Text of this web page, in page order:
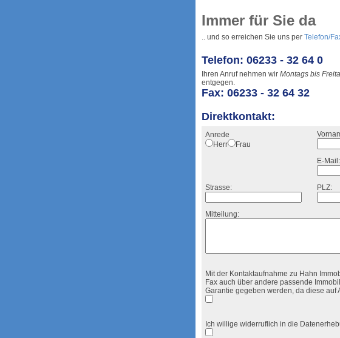
Immer für Sie da
.. und so erreichen Sie uns per Telefon/
Telefon: 06233 - 32 64 0
Ihren Anruf nehmen wir Montags bis
entgegen.
Fax: 06233 - 32 64 32
Direktkontakt:
Anrede
Herr
Frau
E-Mail:
Strasse: PLZ:
Mitteilung:
Mit der Kontaktaufnahme zu Hahn
Fax auch über andere passende
Garantie gegeben werden, da diese auf
Ich willige widerruflich in die